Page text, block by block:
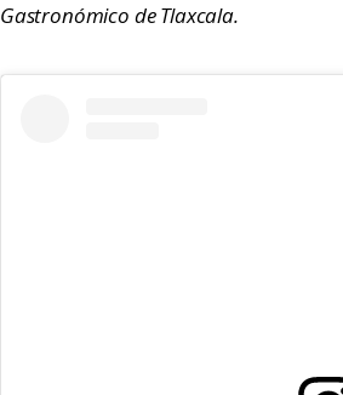
Gastronómico de Tlaxcala.